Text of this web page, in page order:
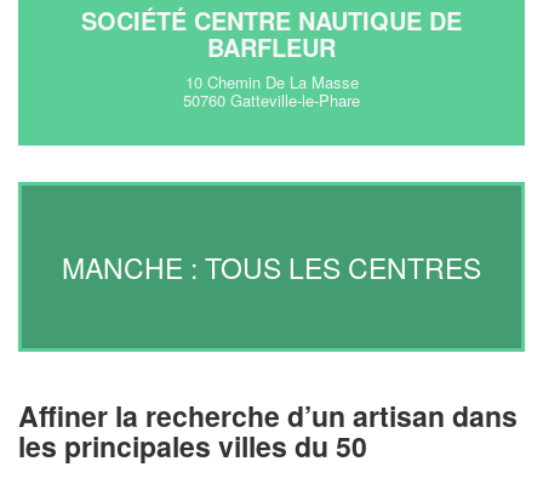
SOCIÉTÉ CENTRE NAUTIQUE DE
BARFLEUR
10 Chemin De La Masse
50760 Gatteville-le-Phare
MANCHE : TOUS LES CENTRES
Affiner la recherche d’un artisan dans
les principales villes du 50